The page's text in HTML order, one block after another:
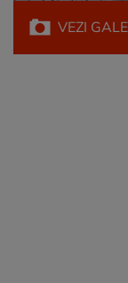
VEZI